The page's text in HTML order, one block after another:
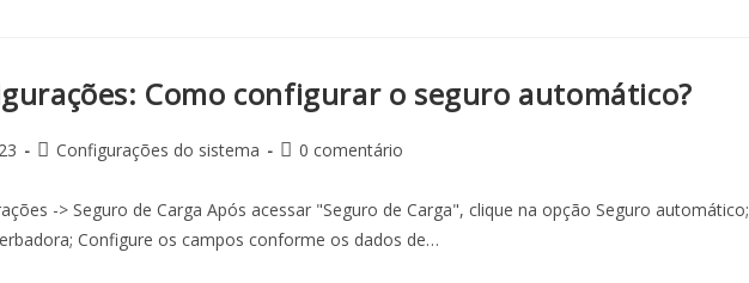
Como configurar o seguro automático?
Configurações do sistema 0 comentário
-> Seguro de Carga Após acessar "Seguro de Carga", clique na opção Seguro automático;
Configure os campos conforme os dados de…